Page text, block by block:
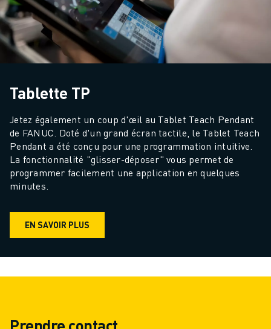
FANUC ACADEMY
SOLUTIONS POUR LES INDUSTRIES
SOLUTIONS POUR L'ÉDUCATION
WORLDSKILLS ET JEUNES TALENTS
ACTUALITÉS ET MÉDIAS
EVÉNEMENTS
ÉVÉNEMENTS ÉDUCATIFS
A PROPOS DE FANUC
A PROPOS DE FANUC
FANUC EN EUROPE
NOS SITES
CARRIÈRE
FAÇONNEZ VOTRE AVENIR AVEC FANUC
REJOIGNEZ-NOUS
IMPRESSION
Tablette TP
Jetez également un coup d'œil au Tablet Teach Pendant
de FANUC. Doté d'un grand écran tactile, le Tablet Teach
Pendant a été conçu pour une programmation intuitive.
La fonctionnalité "glisser-déposer" vous permet de
programmer facilement une application en quelques
minutes.
EN SAVOIR PLUS
Prendre contact